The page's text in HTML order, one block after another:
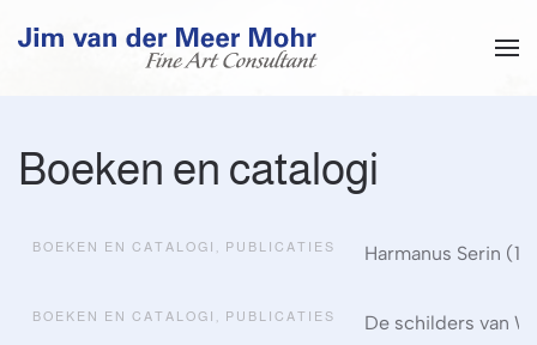
Overslaan en naar de inhoud gaan
Boeken en catalogi
BOEKEN EN CATALOGI PUBLICATIES Harmanus Serin
BOEKEN EN CATALOGI PUBLICATIES De schilders van